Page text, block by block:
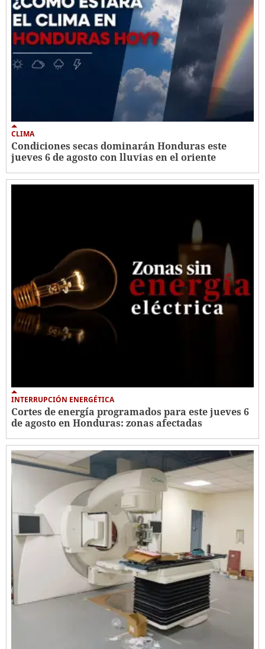
CLIMA
Condiciones secas dominarán Honduras este
jueves 6 de agosto con lluvias en el oriente
INTERRUPCIÓN ENERGÉTICA
Cortes de energía programados para este jueves 6
de agosto en Honduras: zonas afectadas